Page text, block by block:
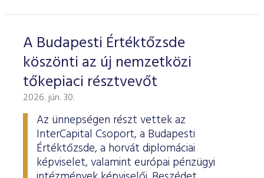
A Budapesti Értéktőzsde
köszönti az új nemzetközi
tőkepiaci résztvevőt
2026. jún. 30.
Az ünnepségen részt vettek az
InterCapital Csoport, a Budapesti
Értéktőzsde, a horvát diplomáciai
képviselet, valamint európai pénzügyi